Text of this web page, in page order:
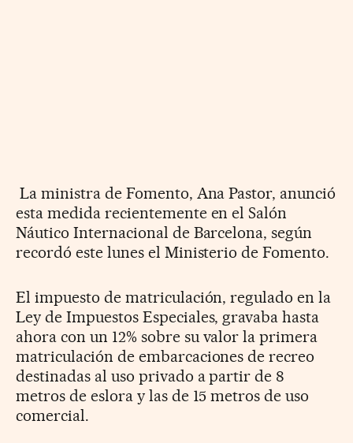
La ministra de Fomento, Ana Pastor, anunció
esta medida recientemente en el Salón
Náutico Internacional de Barcelona, según
recordó este lunes el Ministerio de Fomento.
El impuesto de matriculación, regulado en la
Ley de Impuestos Especiales, gravaba hasta
ahora con un 12% sobre su valor la primera
matriculación de embarcaciones de recreo
destinadas al uso privado a partir de 8
metros de eslora y las de 15 metros de uso
comercial.